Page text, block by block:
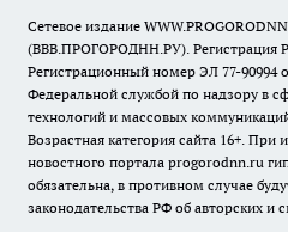
Сетевое издание
(ВВВ.ПРОГОРОДНН.РУ). Регистрация
Регистрационный номер ЭЛ 77-90994
Федеральной службой по надзору в
технологий и массовых
Возрастная категория сайта 16+. При
новостного портала progorodnn.ru
обязательна, в противном случае
законодательства РФ об авторских и